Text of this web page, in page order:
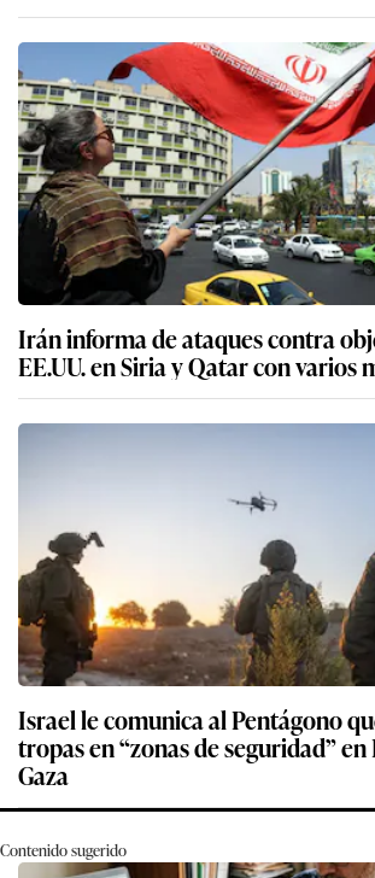
Irán informa de ataques contra
EE.UU. en Siria y Qatar con varios
Israel le comunica al Pentágono
tropas en “zonas de seguridad”
Gaza
Contenido sugerido